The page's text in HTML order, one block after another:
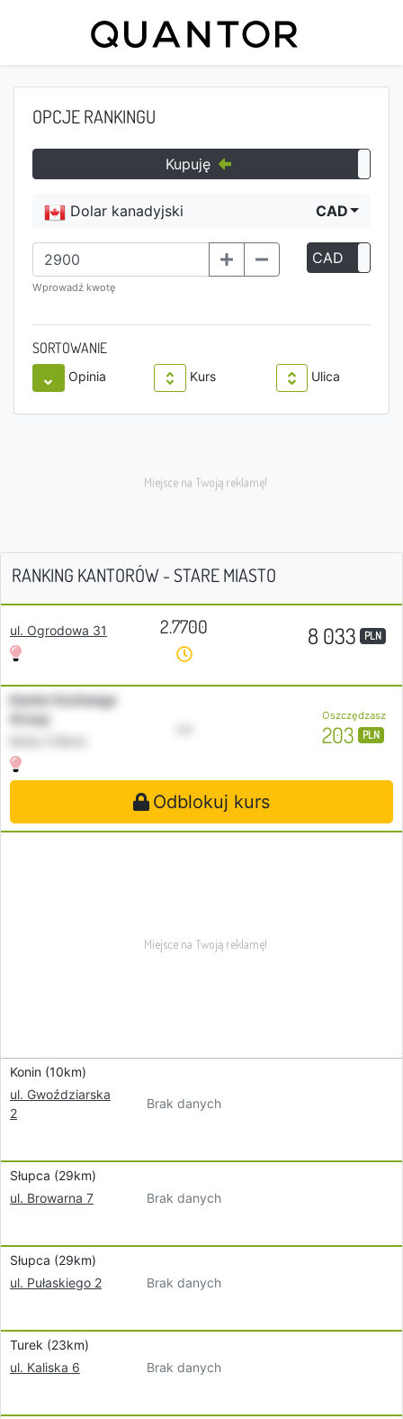
OPCJE RANKINGU
Kupuję
Dolar kanadyjski CAD
Wprowadź kwotę
CAD
SORTOWANIE
Opinia Kurs Ulica
RANKING KANTORÓW - STARE MIASTO
ul. Ogrodowa 31 2.7700 8 033 PLN
Kantor Exchange
Group
•••
Oszczędzasz
203 PLN
Odblokuj kurs
Konin (10km)
ul. Gwoździarska
2
Brak danych
Słupca (29km)
ul. Browarna 7
Brak danych
Słupca (29km)
ul. Pułaskiego 2
Brak danych
Turek (23km)
ul. Kaliska 6
Brak danych